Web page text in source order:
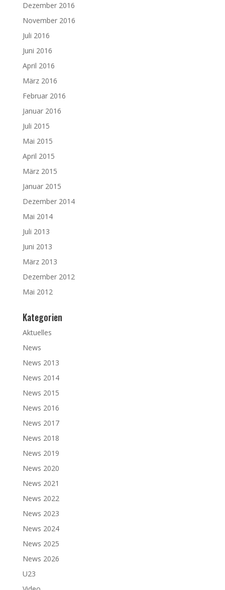
Dezember 2016
November 2016
Juli 2016
Juni 2016
April 2016
März 2016
Februar 2016
Januar 2016
Juli 2015
Mai 2015
April 2015
März 2015
Januar 2015
Dezember 2014
Mai 2014
Juli 2013
Juni 2013
März 2013
Dezember 2012
Mai 2012
Kategorien
Aktuelles
News
News 2013
News 2014
News 2015
News 2016
News 2017
News 2018
News 2019
News 2020
News 2021
News 2022
News 2023
News 2024
News 2025
News 2026
U23